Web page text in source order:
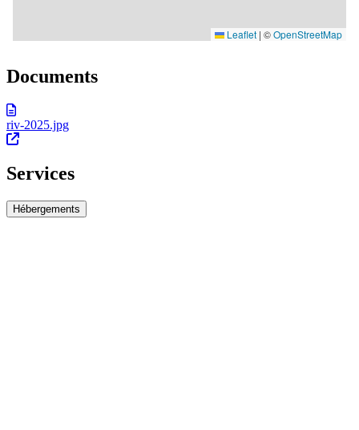
Documents
riv-2025.jpg
Services
Hébergements